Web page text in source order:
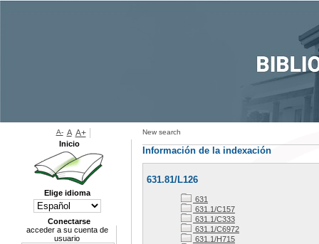
New search
Información de la indexación
631.81/L126
631
631.1/C157
631.1/C333
631.1/C6972
631.1/H715
A- A A+
Inicio
Elige idioma
Conectarse
acceder a su cuenta de
usuario